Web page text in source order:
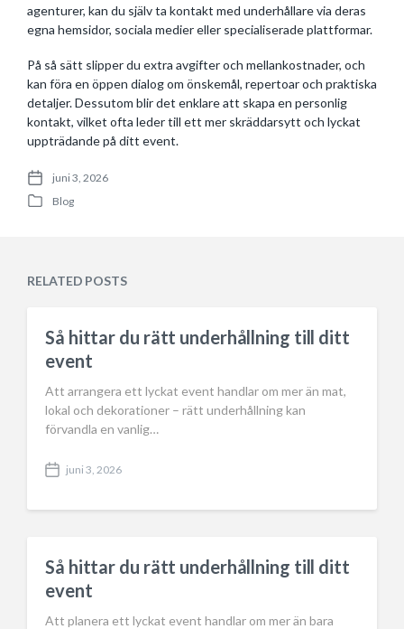
agenturer, kan du själv ta kontakt med underhållare via deras
egna hemsidor, sociala medier eller specialiserade plattformar.
På så sätt slipper du extra avgifter och mellankostnader, och
kan föra en öppen dialog om önskemål, repertoar och praktiska
detaljer. Dessutom blir det enklare att skapa en personlig
kontakt, vilket ofta leder till ett mer skräddarsytt och lyckat
uppträdande på ditt event.
P
t
juni 3, 2026
P
d
Blog
RELATED POSTS
Så hittar du rätt underhållning till ditt
event
Att arrangera ett lyckat event handlar om mer än mat,
lokal och dekorationer – rätt underhållning kan
förvandla en vanlig…
P
s
a
t
e
juni 3, 2026
Så hittar du rätt underhållning till ditt
event
Att planera ett lyckat event handlar om mer än bara